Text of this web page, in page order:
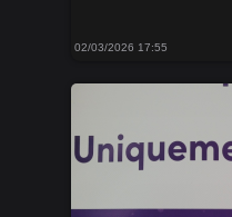
02/03/2026 17:55